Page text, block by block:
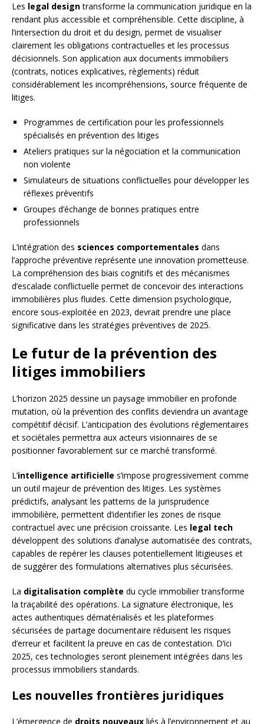
Les legal designtransforme la communication juridique en la
rendant plus accessible et compréhensible. Cette discipline, à
l’intersection du droit et du design, permet de visualiser
clairement les obligations contractuelles et les processus
décisionnels. Son application aux documents immobiliers
(contrats, notices explicatives, règlements) réduit
considérablement les incompréhensions, source fréquente de
litiges.
Programmes de certification pour les professionnels
spécialisés en prévention des litiges
Ateliers pratiques sur la négociation et la communication
non violente
Simulateurs de situations conflictuelles pour développer les
réflexes préventifs
Groupes d’échange de bonnes pratiques entre
professionnels
L’intégration des sciences comportementales dans
l’approche préventive représente une innovation prometteuse.
La compréhension des biais cognitifs et des mécanismes
d’escalade conflictuelle permet de concevoir des interactions
immobilières plus fluides. Cette dimension psychologique,
encore sous-exploitée en 2023, devrait prendre une place
significative dans les stratégies préventives de 2025.
Le futur de la prévention des
litiges immobiliers
L’horizon 2025 dessine un paysage immobilier en profonde
mutation, où la prévention des conflits deviendra un avantage
compétitif décisif. L’anticipation des évolutions réglementaires
et sociétales permettra aux acteurs visionnaires de se
positionner favorablement sur ce marché transformé.
L’intelligence artificielle s’impose progressivement comme
un outil majeur de prévention des litiges. Les systèmes
prédictifs, analysant les patterns de la jurisprudence
immobilière, permettent d’identifier les zones de risque
contractuel avec une précision croissante. Les legal tech
développent des solutions d’analyse automatisée des contrats,
capables de repérer les clauses potentiellement litigieuses et
de suggérer des formulations alternatives plus sécurisées.
La digitalisation complète du cycle immobilier transforme
la traçabilité des opérations. La signature électronique, les
actes authentiques dématérialisés et les plateformes
sécurisées de partage documentaire réduisent les risques
d’erreur et facilitent la preuve en cas de contestation. D’ici
2025, ces technologies seront pleinement intégrées dans les
processus immobiliers standards.
Les nouvelles frontières juridiques
L’émergence de droits nouveaux liés à l’environnement et au